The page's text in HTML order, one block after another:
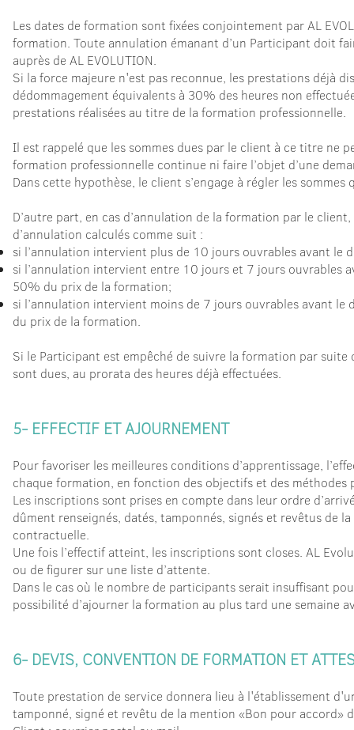
Les dates de formation sont fixées conjointement par AL
formation. Toute annulation émanant d’un Participant doit
auprès de AL EVOLUTION.
Si la force majeure n'est pas reconnue, les prestations déjà
dédommagement équivalents à 30% des heures non
prestations réalisées au titre de la formation professionnelle.
Il est rappelé que les sommes dues par le client à ce titre
formation professionnelle continue ni faire l’objet d’une
Dans cette hypothèse, le client s’engage à régler les
D’autre part, en cas d’annulation de la formation par le
d’annulation calculés comme suit :
si l’annulation intervient plus de 10 jours ouvrables avant le
si l’annulation intervient entre 10 jours et 7 jours ouvrables
50% du prix de la formation;
si l’annulation intervient moins de 7 jours ouvrables avant
du prix de la formation.
Si le Participant est empêché de suivre la formation par
sont dues, au prorata des heures déjà effectuées.
5- EFFECTIF ET AJOURNEMENT
Pour favoriser les meilleures conditions d’apprentissage,
chaque formation, en fonction des objectifs et des méthodes
Les inscriptions sont prises en compte dans leur ordre
dûment renseignés, datés, tamponnés, signés et revêtus de
contractuelle.
Une fois l’effectif atteint, les inscriptions sont closes. AL
ou de figurer sur une liste d’attente.
Dans le cas où le nombre de participants serait insuffisant
possibilité d’ajourner la formation au plus tard une semaine
6- DEVIS, CONVENTION DE FORMATION ET
Toute prestation de service donnera lieu à l'établissement
tamponné, signé et revêtu de la mention «Bon pour